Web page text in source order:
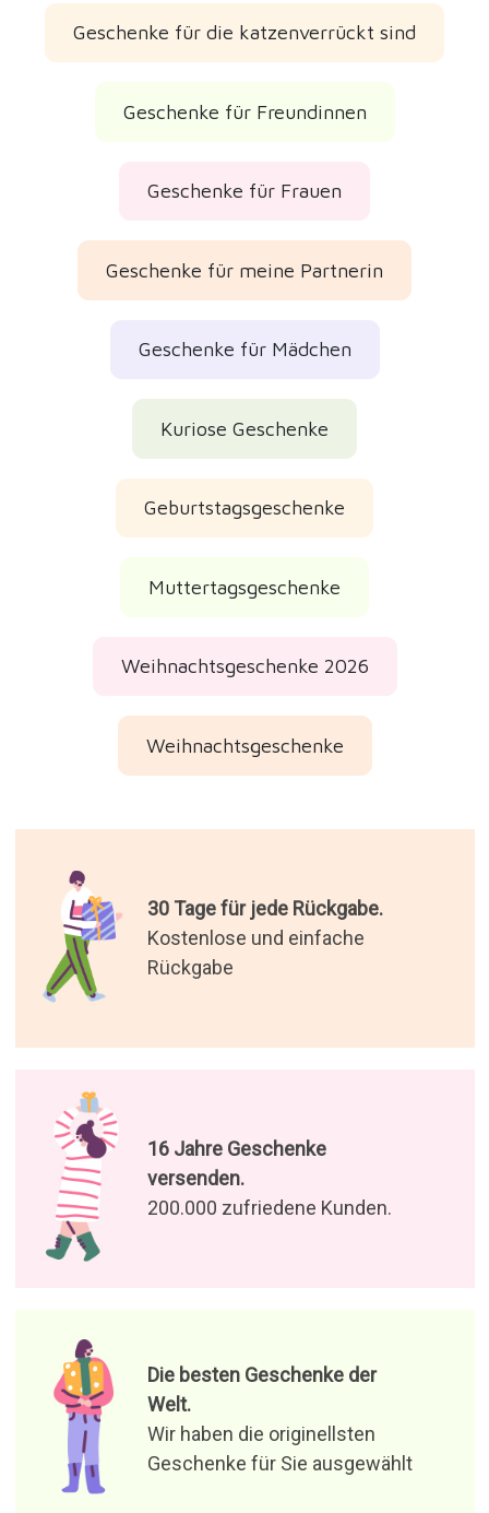
Geschenke für die katzenverrückt sind
Geschenke für Freundinnen
Geschenke für Frauen
Geschenke für meine Partnerin
Geschenke für Mädchen
Kuriose Geschenke
Geburtstagsgeschenke
Muttertagsgeschenke
Weihnachtsgeschenke 2026
Weihnachtsgeschenke
30 Tage für jede Rückgabe.
Kostenlose und einfache
Rückgabe
16 Jahre Geschenke
versenden.
200.000 zufriedene Kunden.
Die besten Geschenke der
Welt.
Wir haben die originellsten
Geschenke für Sie ausgewählt